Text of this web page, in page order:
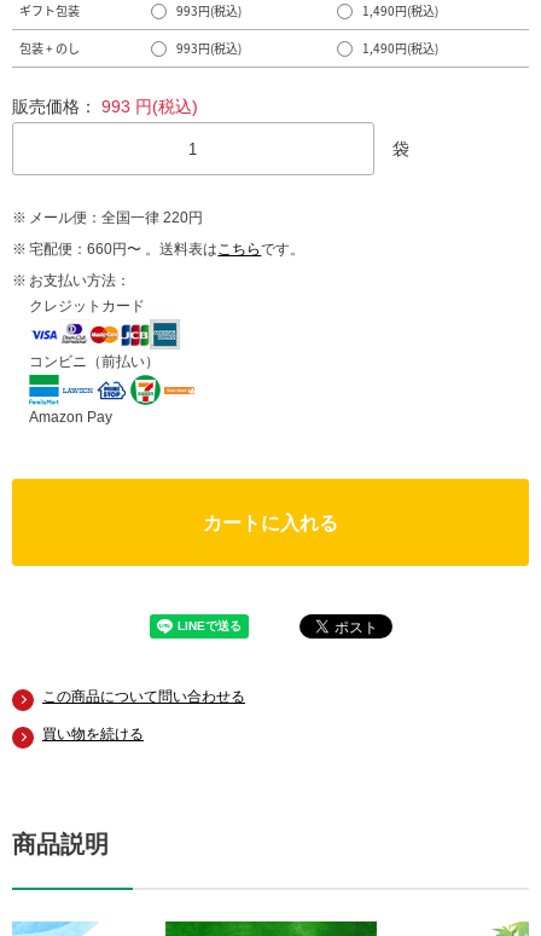
ギフト包装 993円(税込) 1,490円(税込)
包装 + のし 993円(税込) 1,490円(税込)
販売価格： 993 円(税込)
袋
メール便：全国一律 220円
宅配便：660円〜 。送料表はこちらです。
お支払い方法：
クレジットカード
コンビニ（前払い）
Amazon Pay
カートに入れる
この商品について問い合わせる
買い物を続ける
商品説明